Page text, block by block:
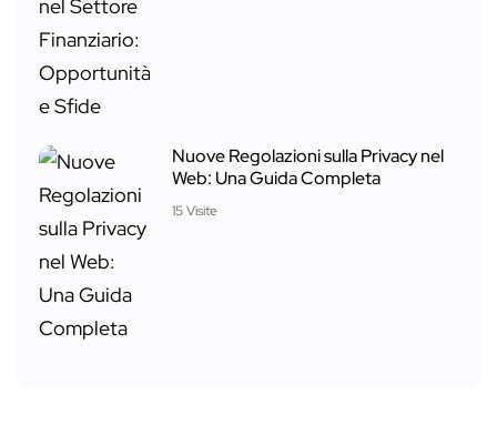
Nuove Regolazioni sulla Privacy nel
Web: Una Guida Completa
15 Visite